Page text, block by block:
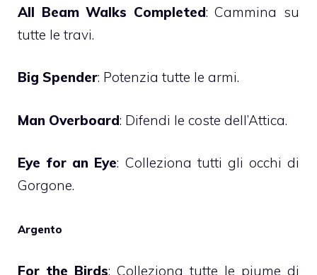
All Beam Walks Completed: Cammina su
tutte le travi.
Big Spender: Potenzia tutte le armi.
Man Overboard: Difendi le coste dell’Attica.
Eye for an Eye: Colleziona tutti gli occhi di
Gorgone.
Argento
For the Birds: Colleziona tutte le piume di